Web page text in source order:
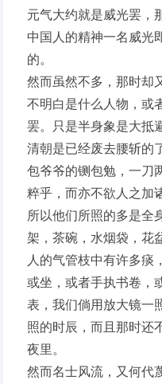
元气大约就是威光罢，
中国人的精神一名威光
的。
然而虽然不多，那时却
不明白是什么人物，或
罢。只是半身象是大抵
清朝是已经废去腰斩的
包爷爷的铡包勉，一刀
粹乎，而亦不欲人之加
所以他们所照的多是全
架，茶碗，水烟袋，花
人的气管枝中有许多痰
或坐，或者手执书卷，
表，我们倘用放大镜一
照的时辰，而且那时还
夜里。
然而名士风流，又何代